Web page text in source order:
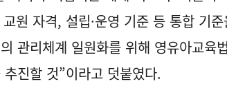
원 자격, 설립·운영 기준 등 통합 기
관리체계 일원화를 위해 영유아교육
진할 것”이라고 덧붙였다.